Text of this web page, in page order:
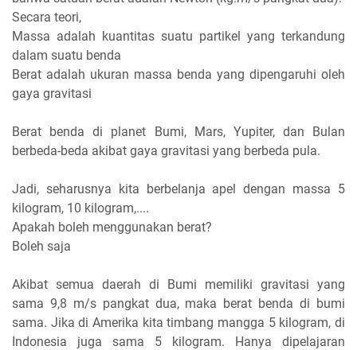
Secara teori,
Massa adalah kuantitas suatu partikel yang terkandung
dalam suatu benda
Berat adalah ukuran massa benda yang dipengaruhi oleh
gaya gravitasi
Berat benda di planet Bumi, Mars, Yupiter, dan Bulan
berbeda-beda akibat gaya gravitasi yang berbeda pula.
Jadi, seharusnya kita berbelanja apel dengan massa 5
kilogram, 10 kilogram,....
Apakah boleh menggunakan berat?
Boleh saja
Akibat semua daerah di Bumi memiliki gravitasi yang
sama 9,8 m/s pangkat dua, maka berat benda di bumi
sama. Jika di Amerika kita timbang mangga 5 kilogram, di
Indonesia juga sama 5 kilogram. Hanya dipelajaran